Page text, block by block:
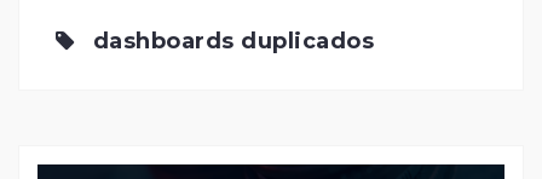
dashboards duplicados